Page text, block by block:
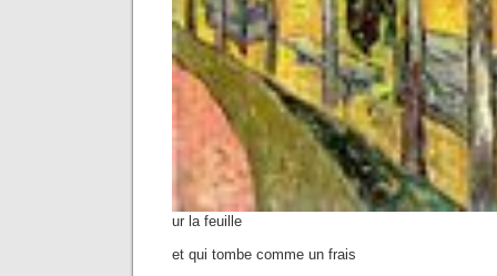
ur la feuille
et qui tombe comme un frais